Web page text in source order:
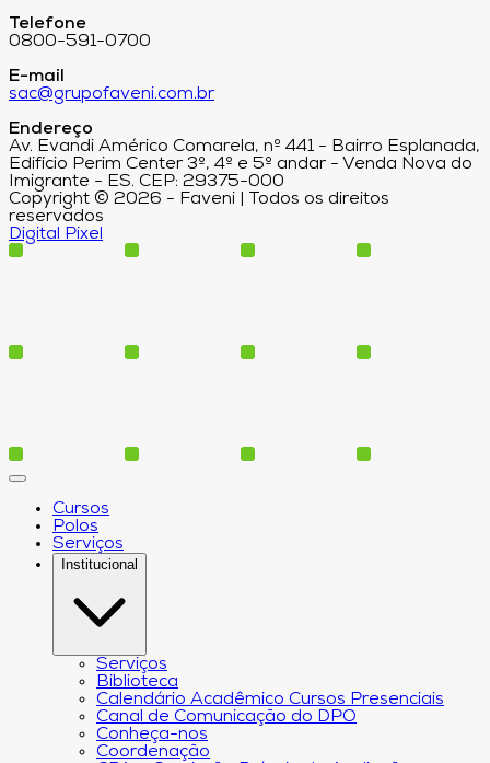
Telefone
0800-591-0700
E-mail
sac@grupofaveni.com.br
Endereço
Av. Evandi Américo Comarela, nº 441 - Bairro Esplanada,
Edifício Perim Center 3º, 4º e 5º andar - Venda Nova do
Imigrante - ES. CEP: 29375-000
Copyright © 2026 - Faveni | Todos os direitos
reservados
Digital Pixel
Cursos
Polos
Serviços
Institucional
Serviços
Biblioteca
Calendário Acadêmico Cursos Presenciais
Canal de Comunicação do DPO
Conheça-nos
Coordenação